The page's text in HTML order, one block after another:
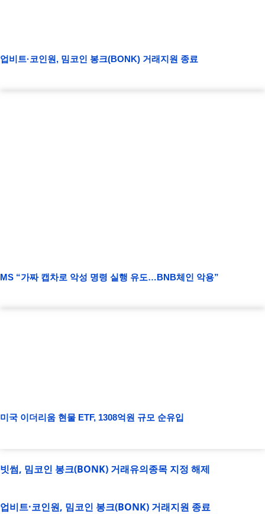
업비트·코인원, 밈코인 봉크(BONK) 거래지원 종료
MS “가짜 캡차로 악성 명령 실행 유도…BNB체인 악용”
미국 이더리움 현물 ETF, 1308억원 규모 순유입
빗썸, 밈코인 봉크(BONK) 거래유의종목 지정 해제
업비트·코인원, 밈코인 봉크(BONK) 거래지원 종료